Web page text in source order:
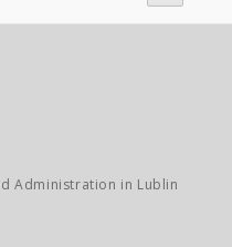
Administration in Lublin